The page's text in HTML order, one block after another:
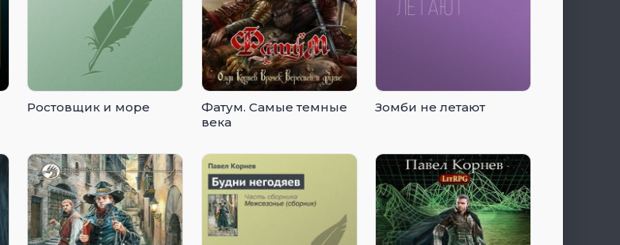
Ростовщик и море
Фатум. Самые темные
века
Зомби не летают